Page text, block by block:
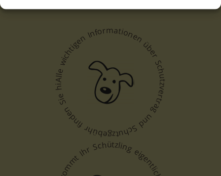
Alle wichtigen Informationen über Schutzvertrag und Schutzgebühr finden Sie hier.